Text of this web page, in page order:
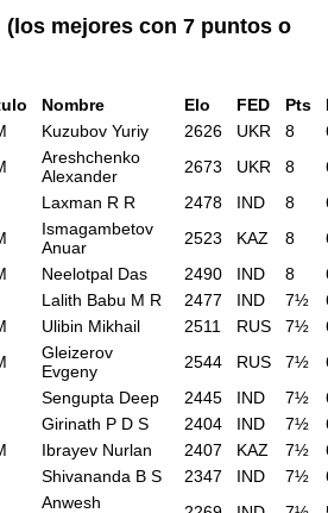
mejores con 7 puntos o
Nombre Elo FED Pts
Kuzubov Yuriy 2626 UKR 8
Areshchenko
Alexander
2673 UKR 8
Laxman R R 2478 IND 8
Ismagambetov
Anuar
2523 KAZ 8
Neelotpal Das 2490 IND 8
Lalith Babu M R 2477 IND 7½
Ulibin Mikhail 2511 RUS 7½
Gleizerov
Evgeny
2544 RUS 7½
Sengupta Deep 2445 IND 7½
Girinath P D S 2404 IND 7½
Ibrayev Nurlan 2407 KAZ 7½
Shivananda B S 2347 IND 7½
Anwesh